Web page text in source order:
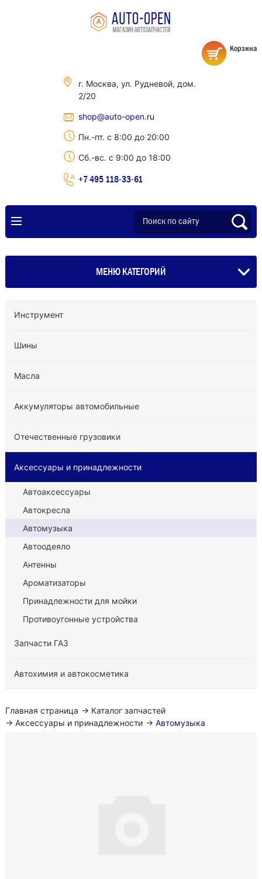
г. Москва, ул. Рудневой, дом.
2/20
shop@auto-open.ru
Пн.-пт. с 8:00 до 20:00
Сб.-вс. с 9:00 до 18:00
+7 495 118-33-61
Корзина
МЕНЮ КАТЕГОРИЙ
Инструмент
Шины
Масла
Аккумуляторы автомобильные
Отечественные грузовики
Аксессуары и принадлежности
Автоаксессуары
Автокресла
Автомузыка
Автоодеяло
Антенны
Ароматизаторы
Принадлежности для мойки
Противоугонные устройства
Запчасти ГАЗ
Автохимия и автокосметика
Главная страница → Каталог запчастей
→ Аксессуары и принадлежности → Автомузыка